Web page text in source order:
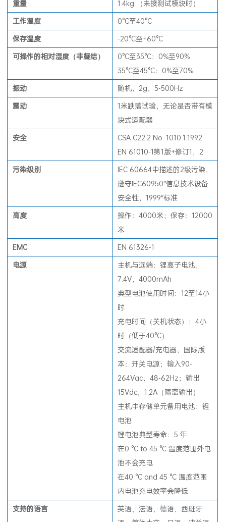
重量
1.4kg （未接测试模块时）
工作温度
0°C至40°C
保存温度
-20°C至+60°C
可操作的相对湿度（非凝结）
0°C至35°C：0%至90%
35°C至45°C：0%至70%
振动
随机，2g，5-500Hz
震动
1米跌落试验，无论是否带有模
块式适配器
安全
CSA C22.2 No. 1010.1:1992
EN 61010-1第1版+修订1，2
污染级别
IEC 60664中描述的2级污染，
遵守IEC60950″信息技术设备
安全性，1999″标准
高度
操作：4000米；保存：12000
米
EMC
EN 61326-1
电源
主机与远端：锂离子电池，
7.4V，4000mAh
典型电池使用时间：12至14小
时
充电时间（关机状态）：4小
时（低于40°C）
交流适配器/充电器，国际版
本：开关电源；输入90-
264Vac，48-62Hz；输出
15Vdc，1.2A（隔离输出）
主机中存储单元备用电池：锂
电池
锂电池典型寿命：5 年
在0 °C to 45 °C 温度范围外电
池不会充电
在40 °C and 45 °C 温度范围
内电池充电效率会降低
支持的语言
英语、法语、德语、西班牙